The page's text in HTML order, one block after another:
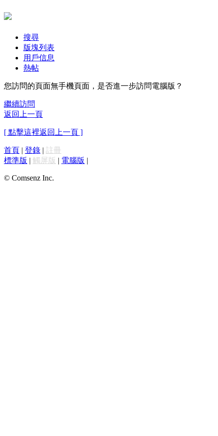
搜尋
版塊列表
用戶信息
熱帖
您訪問的頁面無手機頁面，是否進一步訪問電腦版？
繼續訪問
返回上一頁
[ 點擊這裡返回上一頁 ]
首頁 | 登錄 | 註冊
標準版 | 觸屏版 | 電腦版 |
© Comsenz Inc.